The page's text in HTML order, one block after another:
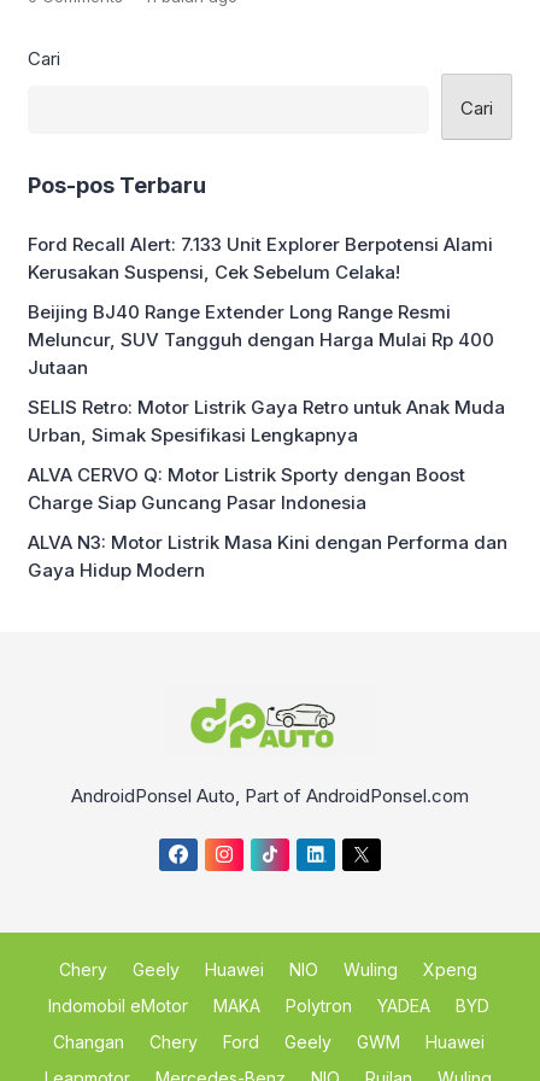
kaum muda yang menginginkan
konfigurasi tiga […]
Cari
Cari
Pos-pos Terbaru
Ford Recall Alert: 7.133 Unit Explorer Berpotensi Alami
Kerusakan Suspensi, Cek Sebelum Celaka!
Beijing BJ40 Range Extender Long Range Resmi
Meluncur, SUV Tangguh dengan Harga Mulai Rp 400
Jutaan
SELIS Retro: Motor Listrik Gaya Retro untuk Anak Muda
Urban, Simak Spesifikasi Lengkapnya
ALVA CERVO Q: Motor Listrik Sporty dengan Boost
Charge Siap Guncang Pasar Indonesia
ALVA N3: Motor Listrik Masa Kini dengan Performa dan
Gaya Hidup Modern
AndroidPonsel Auto, Part of AndroidPonsel.com
Chery Geely Huawei NIO Wuling
Xpeng
Indomobil eMotor
MAKA Polytron YADEA
BYD
Changan
Chery Ford Geely GWM
Huawei